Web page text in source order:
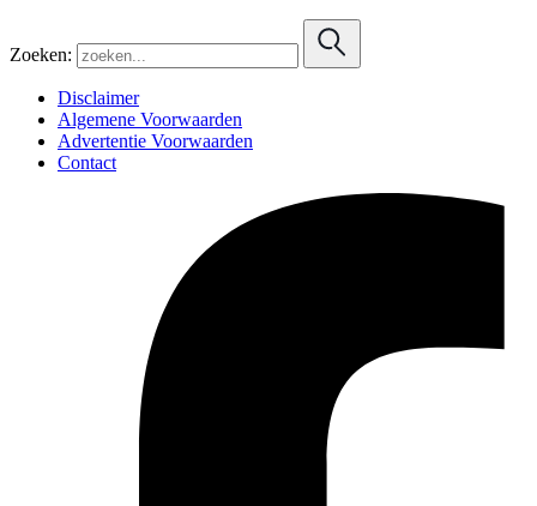
Zoeken:
Disclaimer
Algemene Voorwaarden
Advertentie Voorwaarden
Contact